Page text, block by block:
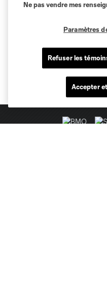
Ne pas vendre mes
Paramètres
Refuser les
Accepter